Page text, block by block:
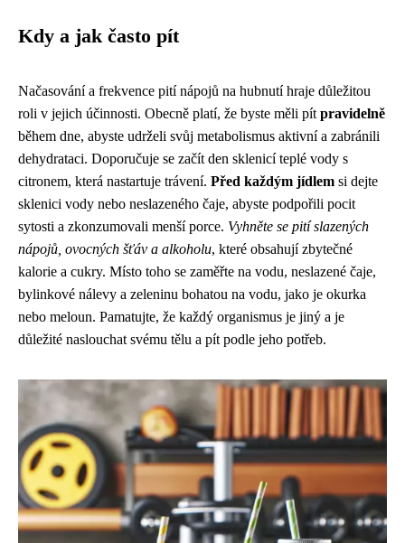
Kdy a jak často pít
Načasování a frekvence pití nápojů na hubnutí hraje důležitou
roli v jejich účinnosti. Obecně platí, že byste měli pít pravidelně
během dne, abyste udrželi svůj metabolismus aktivní a zabránili
dehydrataci. Doporučuje se začít den sklenicí teplé vody s
citronem, která nastartuje trávení. Před každým jídlem si dejte
sklenici vody nebo neslazeného čaje, abyste podpořili pocit
sytosti a zkonzumovali menší porce. Vyhněte se pití slazených
nápojů, ovocných šťáv a alkoholu, které obsahují zbytečné
kalorie a cukry. Místo toho se zaměřte na vodu, neslazené čaje,
bylinkové nálevy a zeleninu bohatou na vodu, jako je okurka
nebo meloun. Pamatujte, že každý organismus je jiný a je
důležité naslouchat svému tělu a pít podle jeho potřeb.